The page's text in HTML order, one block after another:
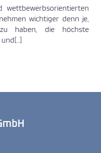
wichtiger denn je,
haben, die höchste